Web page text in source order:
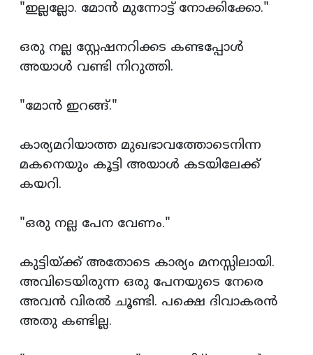
"ഇല്ലല്ലോ. മോന്‍ മുന്നോട്ട് നോക്കിക്കോ."
ഒരു നല്ല സ്റ്റേഷനറിക്കട കണ്ടപ്പോള്‍
അയാള്‍ വണ്ടി നിറുത്തി.
"മോന്‍ ഇറങ്ങ്."
കാര്യമറിയാത്ത മുഖഭാവത്തോടെനിന്ന
മകനെയും കൂട്ടി അയാള്‍ കടയിലേക്ക്
കയറി.
"ഒരു നല്ല പേന വേണം."
കുട്ടിയ്ക്ക് അതോടെ കാര്യം മനസ്സിലായി.
അവിടെയിരുന്ന ഒരു പേനയുടെ നേരെ
അവന്‍ വിരല്‍ ചൂണ്ടി. പക്ഷെ ദിവാകരന്‍
അതു കണ്ടില്ല.